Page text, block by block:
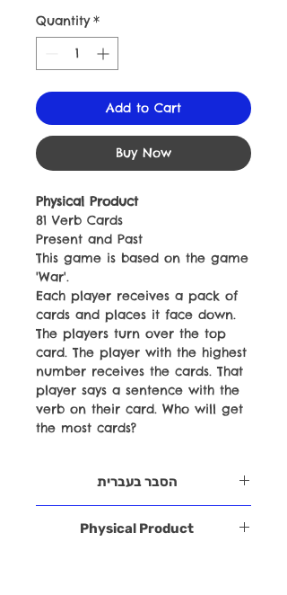
Quantity *
Add to Cart
Buy Now
Physical Product
81 Verb Cards
Present and Past
This game is based on the game
'War'.
Each player receives a pack of
cards and places it face down.
The players turn over the top
card. The player with the highest
number receives the cards. That
player says a sentence with the
verb on their card. Who will get
the most cards?
הסבר בעברית
Physical Product